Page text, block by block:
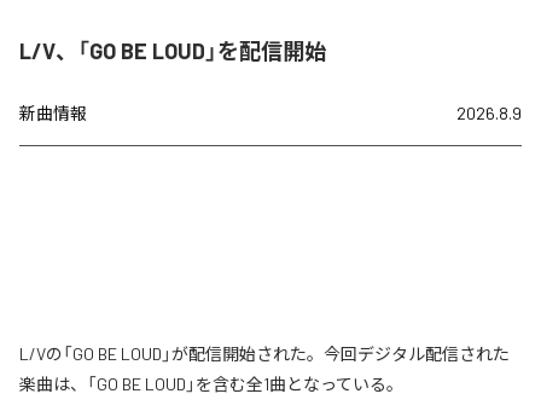
L/V、「GO BE LOUD」を配信開始
新曲情報 2026.8.9
L/Vの「GO BE LOUD」が配信開始された。今回デジタル配信された
楽曲は、「GO BE LOUD」を含む全1曲となっている。